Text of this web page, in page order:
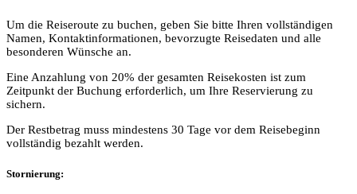
Um die Reiseroute zu buchen, geben Sie bitte Ihren vollständigen
Namen, Kontaktinformationen, bevorzugte Reisedaten und alle
besonderen Wünsche an.
Eine Anzahlung von 20% der gesamten Reisekosten ist zum
Zeitpunkt der Buchung erforderlich, um Ihre Reservierung zu
sichern.
Der Restbetrag muss mindestens 30 Tage vor dem Reisebeginn
vollständig bezahlt werden.
Stornierung: